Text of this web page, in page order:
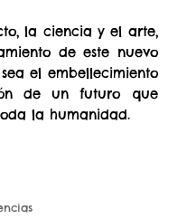
la ciencia y el arte,
de este nuevo
el embellecimiento
de un futuro que
la humanidad.